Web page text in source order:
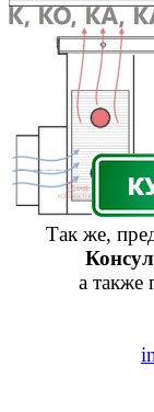
Так же,
а также